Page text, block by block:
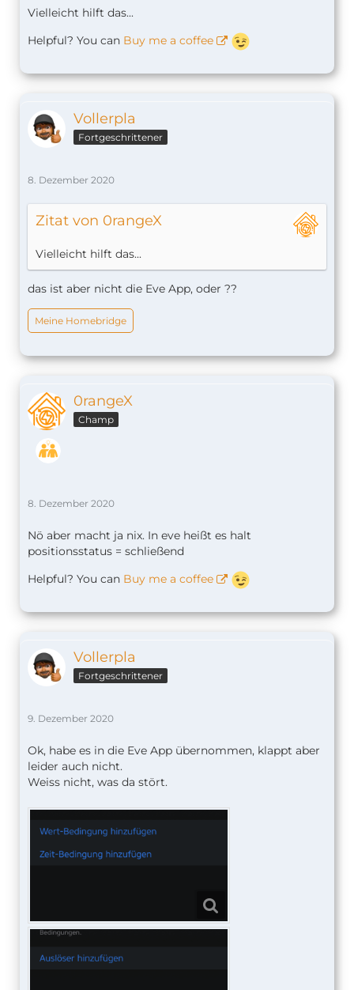
Vielleicht hilft das...
Helpful? You can Buy me a coffee
Vollerpla
Fortgeschrittener
8. Dezember 2020
Zitat von 0rangeX
Vielleicht hilft das...
das ist aber nicht die Eve App, oder ??
Meine Homebridge
0rangeX
Champ
8. Dezember 2020
Nö aber macht ja nix. In eve heißt es halt
positionsstatus = schließend
Helpful? You can Buy me a coffee
Vollerpla
Fortgeschrittener
9. Dezember 2020
Ok, habe es in die Eve App übernommen, klappt aber
leider auch nicht.
Weiss nicht, was da stört.